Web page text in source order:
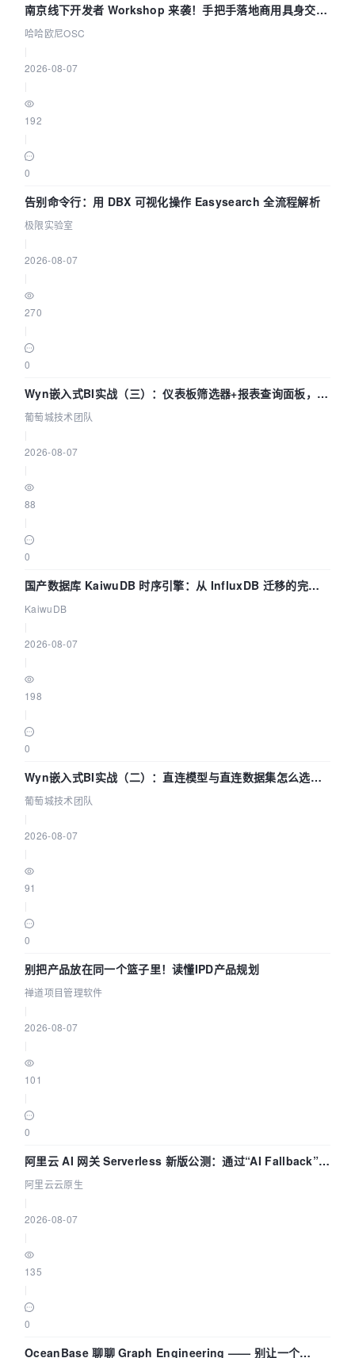
南京线下开发者 Workshop 来袭！手把手落地商用具身交互
智能 Agent 应用
哈哈欧尼OSC
2026-08-07
192
0
告别命令行：用 DBX 可视化操作 Easysearch 全流程解析
极限实验室
2026-08-07
270
0
Wyn嵌入式BI实战（三）：仪表板筛选器+报表查询面板，参
数联动全闭环
葡萄城技术团队
2026-08-07
88
0
国产数据库 KaiwuDB 时序引擎：从 InfluxDB 迁移的完整
技术路径
KaiwuDB
2026-08-07
198
0
Wyn嵌入式BI实战（二）：直连模型与直连数据集怎么选，
参数为什么不生效？| 葡萄城技术团队
葡萄城技术团队
2026-08-07
91
0
别把产品放在同一个篮子里！读懂IPD产品规划
禅道项目管理软件
2026-08-07
101
0
阿里云 AI 网关 Serverless 新版公测：通过“AI Fallback”与
拓扑可视化构建 AI 流量治理底座
阿里云云原生
2026-08-07
135
0
OceanBase 聊聊 Graph Engineering —— 别让一个